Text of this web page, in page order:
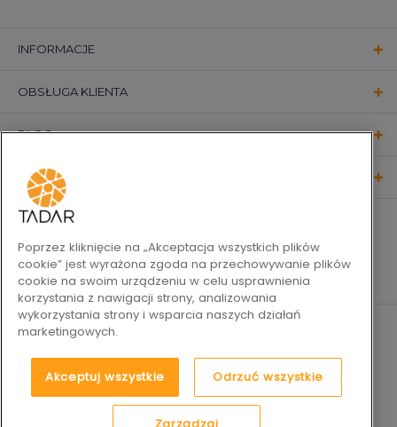
INFORMACJE
OBSŁUGA KLIENTA
BLOG
KONTAKT
Poprzez kliknięcie na „Akceptacja wszystkich plików
cookie” jest wyrażona zgoda na przechowywanie plików
cookie na swoim urządzeniu w celu usprawnienia
korzystania z nawigacji strony, analizowania
wykorzystania strony i wsparcia naszych działań
marketingowych.
Akceptuj wszystkie Odrzuć wszystkie